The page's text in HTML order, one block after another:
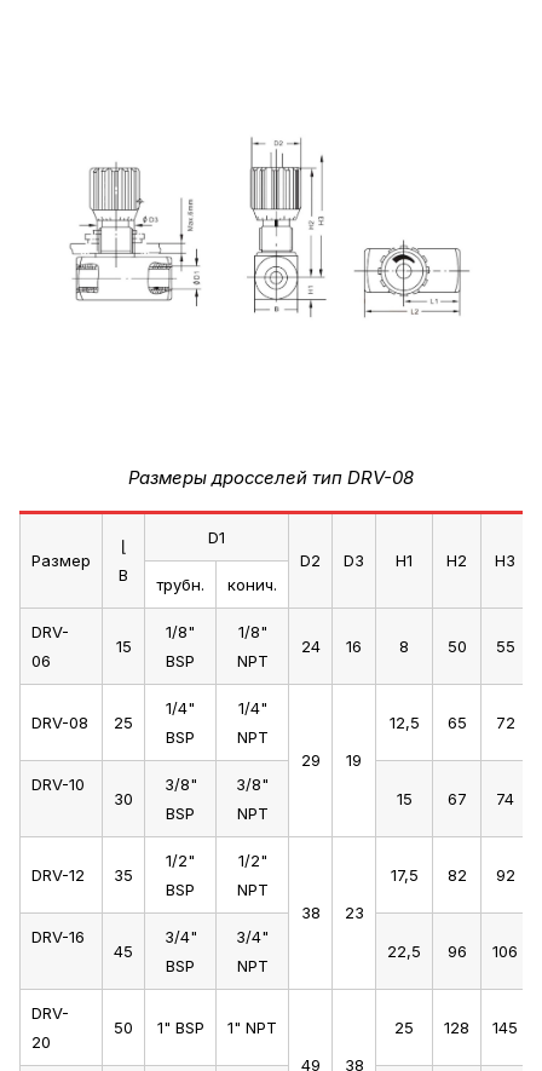
Размеры дросселей тип DRV-08
Размер
⌊
B
D1
D2
D3 H1 H2
H3
трубн.
конич.
DRV-
06
15
1/8"
BSP
1/8"
NPT
24 16 8 50 55
DRV-08 25
1/4"
BSP
1/4"
NPT
29
19
12,5 65 72
DRV-10
30
3/8"
BSP
3/8"
NPT
15 67 74
DRV-12 35
1/2"
BSP
1/2"
NPT
38
23
17,5 82 92
DRV-16
45
3/4"
BSP
3/4"
NPT
22,5 96 106
DRV-
20
50 1" BSP
1" NPT
49
38
25 128 145